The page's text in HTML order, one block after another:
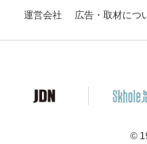
運営会社 広告・取材につ
©